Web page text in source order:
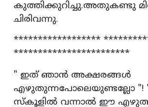
കുത്തിക്കുറിച്ചു.അതുകണ്ടു
ചിരിവന്നു.
******************
************************
" ഇത് ഞാൻ അക്ഷരങ്ങൾ
എഴുതുന്നപോലെയുണ്ടല്ലോ "! "
സ്കൂളിൽ വന്നാൽ ഈ